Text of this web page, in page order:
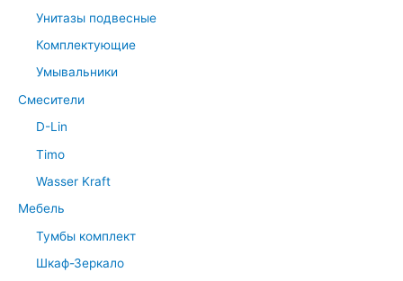
Унитазы подвесные
Комплектующие
Умывальники
Смесители
D-Lin
Timo
Wasser Kraft
Мебель
Тумбы комплект
Шкаф-Зеркало